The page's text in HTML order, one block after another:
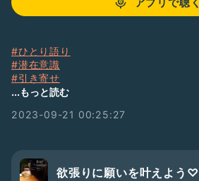
#ひとり語り
#潜在意識
#引き寄せ
#願いを叶える
...もっと読む
2023-09-21 00:25:27
欲張りに願いを叶えよう♡